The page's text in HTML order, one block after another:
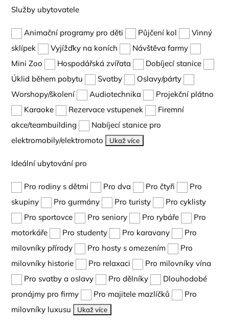
Služby ubytovatele
Animační programy pro děti Půjčení kol
Vinný
sklípek
Vyjížďky na koních
Návštěva farmy
Mini Zoo
Hospodářská zvířata
Dobíjecí stanice
Úklid během pobytu
Svatby
Oslavy/párty
Worshopy/školení
Audiotechnika
Projekční plátno
Karaoke
Rezervace vstupenek
Firemní
akce/teambuilding
Nabíjecí stanice pro
elektromobily/elektromoto
Ukaž více
Ideální ubytování pro
Pro rodiny s dětmi Pro dva Pro čtyři
Pro
skupiny
Pro gurmány Pro turisty
Pro cyklisty
Pro sportovce
Pro seniory Pro rybáře
Pro
motorkáře
Pro studenty Pro karavany
Pro
milovníky přírody
Pro hosty s omezením
Pro
milovníky historie
Pro relaxaci
Pro milovníky vína
Pro svatby a oslavy
Pro dělníky
Dlouhodobé
pronájmy pro firmy
Pro majitele mazlíčků
Pro
milovníky luxusu
Ukaž více